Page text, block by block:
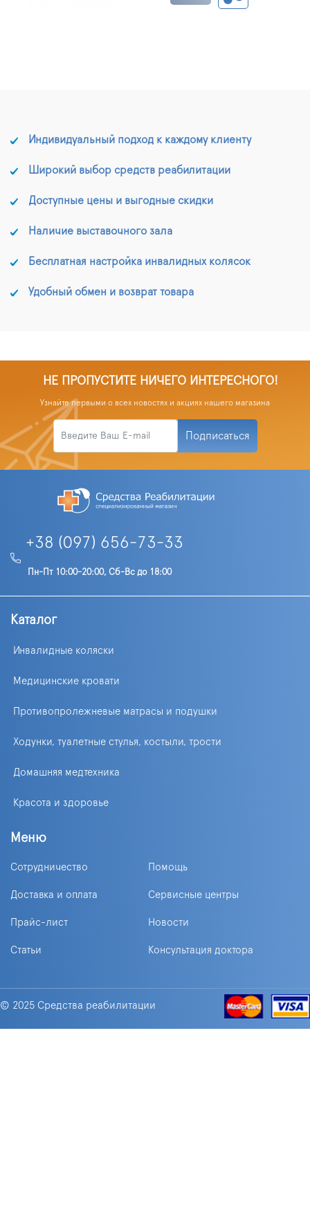
Индивидуальный подход к каждому клиенту
Широкий выбор средств реабилитации
Доступные цены и выгодные скидки
Наличие выставочного зала
Бесплатная настройка инвалидных колясок
Удобный обмен и возврат товара
НЕ ПРОПУСТИТЕ НИЧЕГО ИНТЕРЕСНОГО!
Узнайте первыми о всех новостях и акциях нашего магазина
Подписаться
+38 (097) 656-73-33
Пн-Пт 10:00-20:00, Сб-Вс до 18:00
Каталог
Инвалидные коляски
Медицинские кровати
Противопролежневые матрасы и подушки
Ходунки, туалетные стулья, костыли, трости
Домашняя медтехника
Красота и здоровье
Меню
Сотрудничество Помощь
Доставка и оплата Сервисные центры
Прайс-лист Новости
Статьи Консультация доктора
© 2025 Средства реабилитации